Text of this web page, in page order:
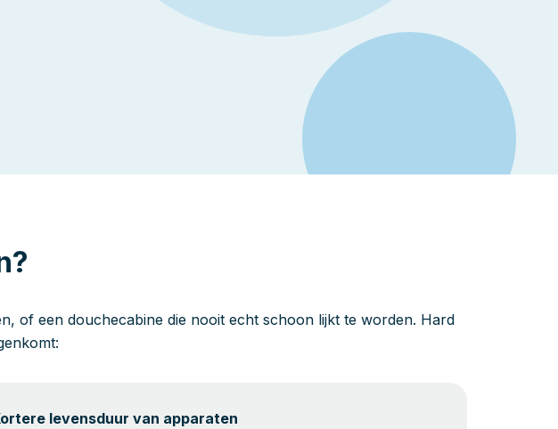
of een douchecabine die nooit echt schoon lijkt te worden. Hard
levensduur van apparaten